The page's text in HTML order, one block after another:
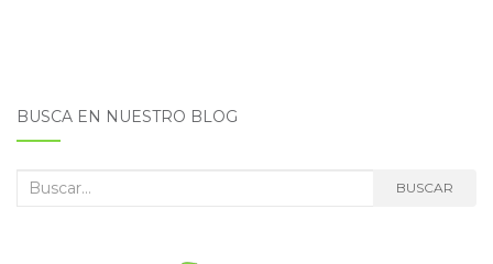
BUSCA EN NUESTRO BLOG
Buscar: BUSCAR